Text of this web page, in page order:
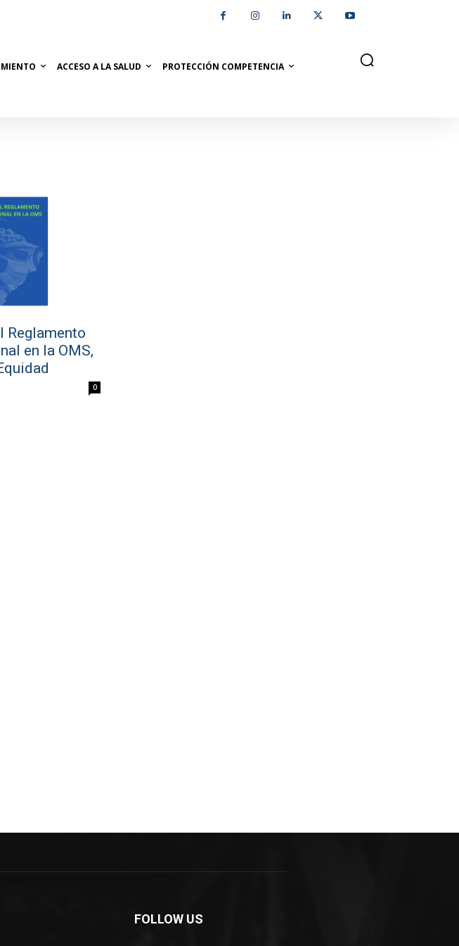
ACCESO A LA SALUD PROTECCIÓN COMPETENCIA
Reglamento
en la OMS,
0
FOLLOW US